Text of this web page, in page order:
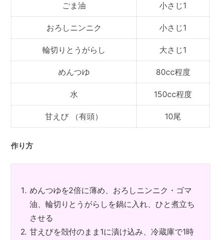
ごま油 小さじ1
おろしニンニク 小さじ1
輪切りとうがらし 大さじ1
めんつゆ 80cc程度
水 150cc程度
甘えび （有頭） 10尾
作り方
めんつゆを2倍に薄め、おろしニンニク・ゴマ
油、輪切りとうがらしを鍋に入れ、ひと煮立ち
させる
甘えびを殻付のまま1に漬け込み、冷蔵庫で1時